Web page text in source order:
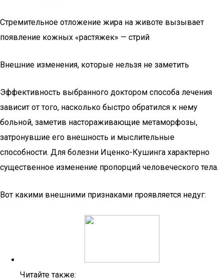
Стремительное отложение жира на животе вызывает
появление кожных «растяжек» — стрий
Внешние изменения, которые нельзя не заметить
Эффективность выбранного доктором способа лечения
зависит от того, насколько быстро обратился к нему
больной, заметив настораживающие метаморфозы,
затронувшие его внешность и мыслительные
способности. Для болезни Иценко-Кушинга характерно
существенное изменение пропорций человеческого тела.
Вот какими внешними признаками проявляется недуг:
Читайте также: